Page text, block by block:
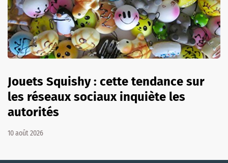
Jouets Squishy : cette tendance sur
les réseaux sociaux inquiète les
autorités
10 août 2026